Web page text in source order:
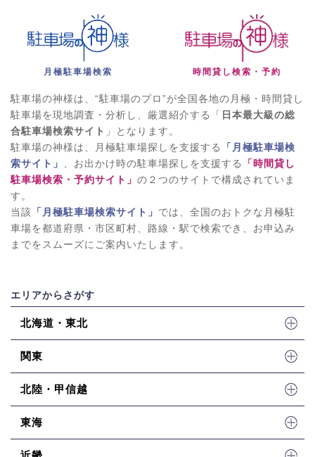
月極駐車場検索 時間貸し検索・予約
駐車場の神様は、“駐車場のプロ”が全国各地の月極・時間貸し
駐車場を現地調査・分析し、厳選紹介する「 日本最大級の総
合駐車場検索サイト 」となります。
駐車場の神様は、月極駐車場探しを支援する
「月極駐車場検
索サイト」
、お出かけ時の駐車場探しを支援する
「時間貸し
駐車場検索・予約サイト」 の２つのサイトで構成されていま
す。
当該 「月極駐車場検索サイト」 では、全国のおトクな月極駐
車場を都道府県・市区町村、路線・駅で検索でき、お申込み
までをスムーズにご案内いたします。
エリアからさがす
北海道・東北
関東
北陸・甲信越
東海